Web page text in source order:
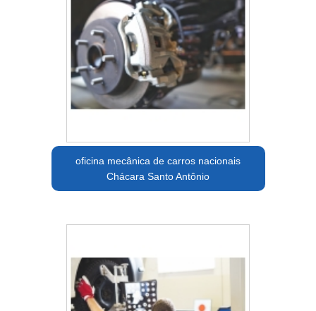
oficina mecânica de carros nacionais
Chácara Santo Antônio